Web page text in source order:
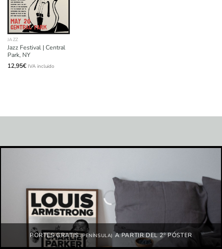
JAZZ
Jazz Festival | Central
Park, NY
12,95€ IVA incluido
PORTES GRATIS(PENÍNSULA) A PARTIR DEL 2º PÓSTER